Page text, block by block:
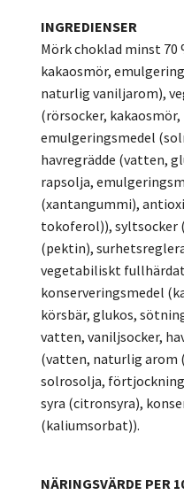
INGREDIENSER
Mörk choklad minst 70
kakaosmör,
naturlig vaniljarom),
(rörsocker,
emulgeringsmedel
havregrädde (vatten,
rapsolja,
(xantangummi),
tokoferol)), syltsocker
(pektin),
vegetabiliskt
konserveringsmedel
körsbär, glukos,
vatten, vaniljsocker,
(vatten, naturlig arom (
solrosolja,
syra (citronsyra),
(kaliumsorbat)).
NÄRINGSVÄRDE PER